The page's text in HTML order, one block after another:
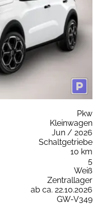
Pkw
Kleinwagen
Jun / 2026
Schaltgetriebe
10 km
5
Weiß
Zentrallager
ab ca. 22.10.2026
GW-V349